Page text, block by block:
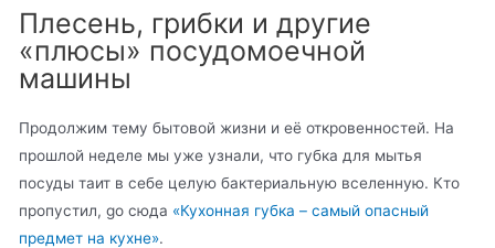
Плесень, грибки и другие
«плюсы» посудомоечной
машины
Продолжим тему бытовой жизни и её откровенностей. На
прошлой неделе мы уже узнали, что губка для мытья
посуды таит в себе целую бактериальную вселенную. Кто
пропустил, go сюда «Кухонная губка – самый опасный
предмет на кухне».